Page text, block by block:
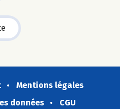
Mentions légales
données
CGU